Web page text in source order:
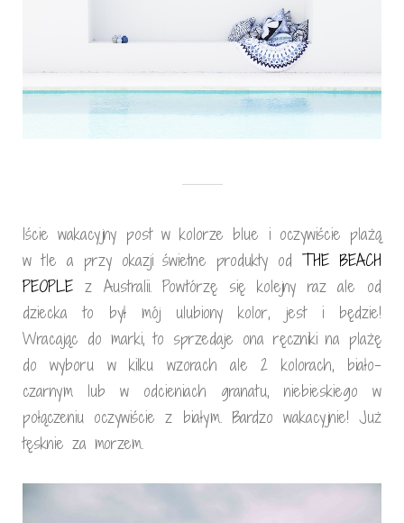
Iście wakacyjny post w kolorze blue i oczywiście plażą
w tle a przy okazji świetne produkty odTHE BEACH
PEOPLE z Australii. Powtórzę się kolejny raz ale od
dziecka to był mój ulubiony kolor, jest i będzie!
Wracając do marki, to sprzedaje ona ręczniki na plażę
do wyboru w kilku wzorach ale 2 kolorach, biało-
czarnym lub w odcieniach granatu, niebieskiego w
połączeniu oczywiście z białym. Bardzo wakacyjnie! Już
tęsknie za morzem.